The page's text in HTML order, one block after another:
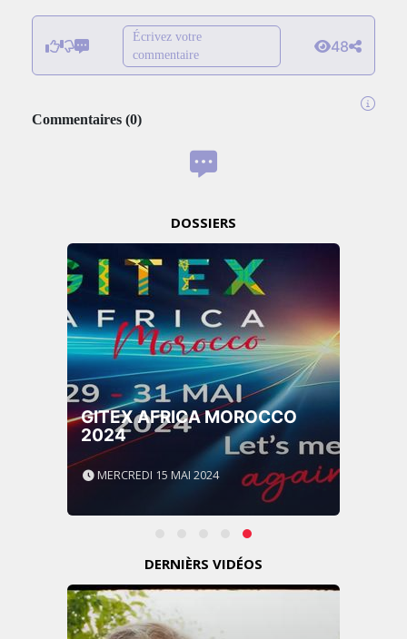
Écrivez votre
commentaire
48
Commentaires (0)
DOSSIERS
GITEX AFRICA MOROCCO
2024
MERCREDI 15 MAI 2024
DERNIÈRS VIDÉOS